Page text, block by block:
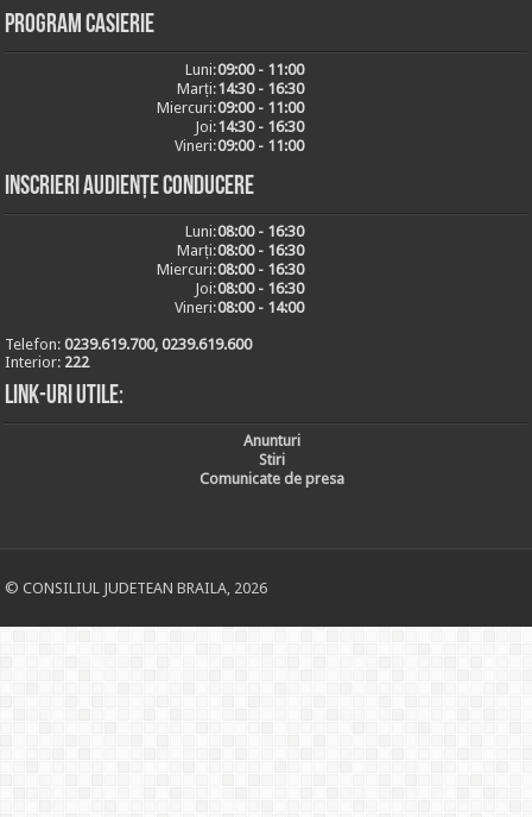
Program casierie
Luni:09:00 - 11:00
Marți:14:30 - 16:30
Miercuri:09:00 - 11:00
Joi:14:30 - 16:30
Vineri:09:00 - 11:00
Inscrieri audiențe conducere
Luni:08:00 - 16:30
Marți:08:00 - 16:30
Miercuri:08:00 - 16:30
Joi:08:00 - 16:30
Vineri:08:00 - 14:00
Telefon:0239.619.700, 0239.619.600
Interior: 222
Link-uri utile:
Anunturi
Stiri
Comunicate de presa
© CONSILIUL JUDETEAN BRAILA, 2026